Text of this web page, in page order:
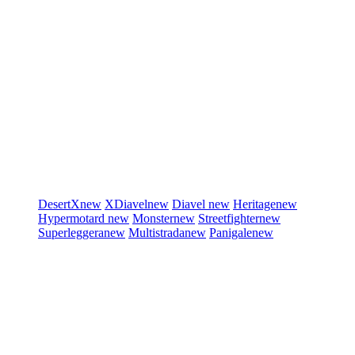
DesertXnew XDiavelnew Diavel new Heritagenew
Hypermotard new Monsternew Streetfighternew
Superleggeranew Multistradanew Panigalenew